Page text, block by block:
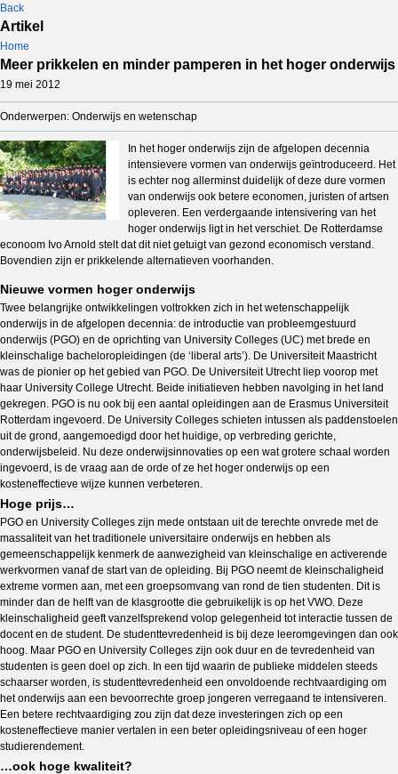
Back
Artikel
Home
Meer prikkelen en minder pamperen in het hoger onderwijs
19 mei 2012
Onderwerpen: Onderwijs en wetenschap
In het hoger onderwijs zijn de afgelopen decennia
intensievere vormen van onderwijs geïntroduceerd. Het
is echter nog allerminst duidelijk of deze dure vormen
van onderwijs ook betere economen, juristen of artsen
opleveren. Een verdergaande intensivering van het
hoger onderwijs ligt in het verschiet. De Rotterdamse
econoom Ivo Arnold stelt dat dit niet getuigt van gezond economisch verstand.
Bovendien zijn er prikkelende alternatieven voorhanden.
Nieuwe vormen hoger onderwijs
Twee belangrijke ontwikkelingen voltrokken zich in het wetenschappelijk
onderwijs in de afgelopen decennia: de introductie van probleemgestuurd
onderwijs (PGO) en de oprichting van University Colleges (UC) met brede en
kleinschalige bacheloropleidingen (de ‘liberal arts’). De Universiteit Maastricht
was de pionier op het gebied van PGO. De Universiteit Utrecht liep voorop met
haar University College Utrecht. Beide initiatieven hebben navolging in het land
gekregen. PGO is nu ook bij een aantal opleidingen aan de Erasmus Universiteit
Rotterdam ingevoerd. De University Colleges schieten intussen als paddenstoelen
uit de grond, aangemoedigd door het huidige, op verbreding gerichte,
onderwijsbeleid. Nu deze onderwijsinnovaties op een wat grotere schaal worden
ingevoerd, is de vraag aan de orde of ze het hoger onderwijs op een
kosteneffectieve wijze kunnen verbeteren.
Hoge prijs…
PGO en University Colleges zijn mede ontstaan uit de terechte onvrede met de
massaliteit van het traditionele universitaire onderwijs en hebben als
gemeenschappelijk kenmerk de aanwezigheid van kleinschalige en activerende
werkvormen vanaf de start van de opleiding. Bij PGO neemt de kleinschaligheid
extreme vormen aan, met een groepsomvang van rond de tien studenten. Dit is
minder dan de helft van de klasgrootte die gebruikelijk is op het VWO. Deze
kleinschaligheid geeft vanzelfsprekend volop gelegenheid tot interactie tussen de
docent en de student. De studenttevredenheid is bij deze leeromgevingen dan ook
hoog. Maar PGO en University Colleges zijn ook duur en de tevredenheid van
studenten is geen doel op zich. In een tijd waarin de publieke middelen steeds
schaarser worden, is studenttevredenheid een onvoldoende rechtvaardiging om
het onderwijs aan een bevoorrechte groep jongeren verregaand te intensiveren.
Een betere rechtvaardiging zou zijn dat deze investeringen zich op een
kosteneffectieve manier vertalen in een beter opleidingsniveau of een hoger
studierendement.
…ook hoge kwaliteit?